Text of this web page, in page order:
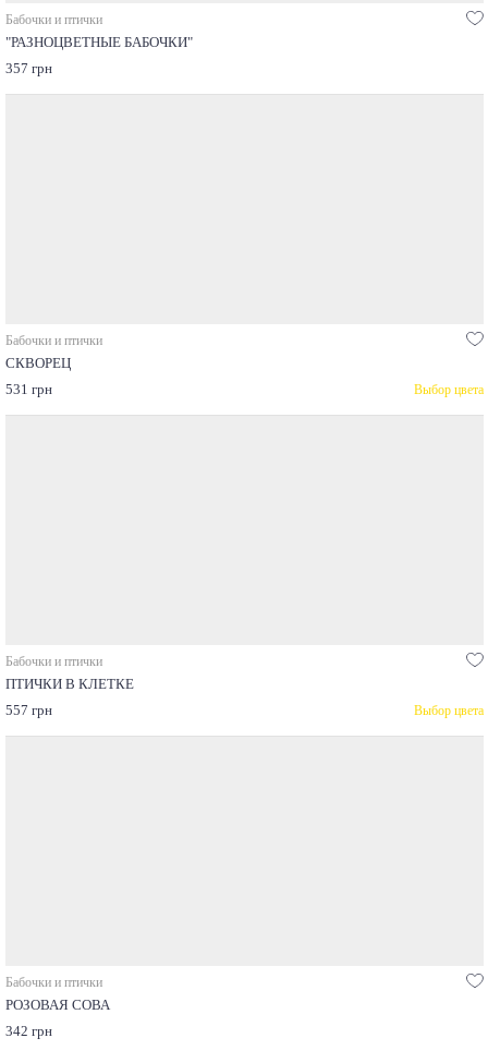
Бабочки и птички
"РАЗНОЦВЕТНЫЕ БАБОЧКИ"
357 грн
Бабочки и птички
СКВОРЕЦ
531 грн
Выбор цвета
Бабочки и птички
ПТИЧКИ В КЛЕТКЕ
557 грн
Выбор цвета
Бабочки и птички
РОЗОВАЯ СОВА
342 грн